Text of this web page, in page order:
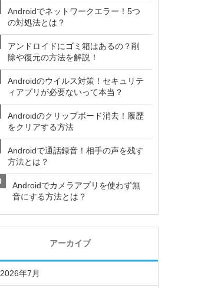
Androidでネットワークエラー！5つ
の対処法とは？
アンドロイドにゴミ箱はあるの？削
除や復元の方法を解説！
Androidのウイルス対策！セキュリテ
ィアプリが必要ないって本当？
Androidのクリップボード消去！履歴
をクリアする方法
Androidで通話録音！相手の声を残す
方法とは？
Androidでカメラアプリを使わず無
音にする方法とは？
アーカイブ
2026年7月